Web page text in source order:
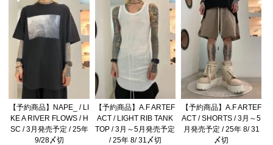
【予約商品】NAPE_ / LI
KE A RIVER FLOWS / H
SC / 3月発売予定 / 25年
9/28〆切
【予約商品】A.F ARTEF
ACT / LIGHT RIB TANK
TOP / 3月～5月発売予定
/ 25年 8/ 31〆切
【予約商品】A.F ARTEF
ACT / SHORTS / 3月～5
月発売予定 / 25年 8/ 31
〆切